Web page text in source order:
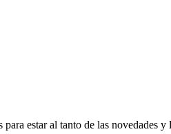
estar al tanto de las novedades y